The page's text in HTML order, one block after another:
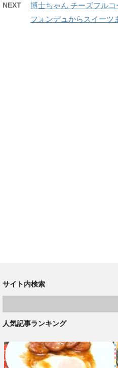
NEXT
博士ちゃん チーズフル
フォンデュからスイーツ
サイト内検索
人気記事ランキング